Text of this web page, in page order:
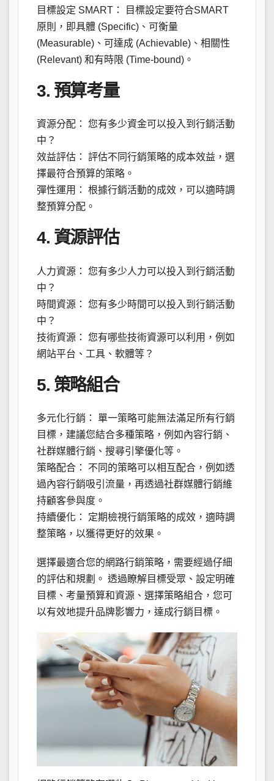
目標設定 SMART： 目標設定要符合SMART
原則，即具體 (Specific)、可衡量
(Measurable)、可達成 (Achievable)、相關性
(Relevant) 和有時限 (Time-bound)。
3. 預算考量
資源分配： 您有多少資金可以投入到行銷活動
中？
效益評估： 評估不同行銷策略的成本效益，選
擇最符合預算的策略。
彈性運用： 根據行銷活動的成效，可以適時調
整預算分配。
4. 資源評估
人力資源： 您有多少人力可以投入到行銷活動
中？
時間資源： 您有多少時間可以投入到行銷活動
中？
技術資源： 您有哪些技術資源可以利用，例如
網站平台、工具、軟體等？
5. 策略組合
多元化行銷： 單一策略可能無法滿足所有行銷
目標，建議您結合多種策略，例如內容行銷、
社群媒體行銷、搜尋引擎優化等。
策略配合： 不同的策略可以相互配合，例如透
過內容行銷吸引流量，再透過社群媒體行銷維
持顧客參與度。
持續優化： 定期檢視行銷策略的成效，適時調
整策略，以獲得更好的效果。
選擇最適合您的網路行銷策略，需要經過仔細
的評估和規劃。 透過瞭解目標受眾、設定明確
目標、考量預算和資源、選擇策略組合，您可
以有效地提升品牌影響力，達成行銷目標。